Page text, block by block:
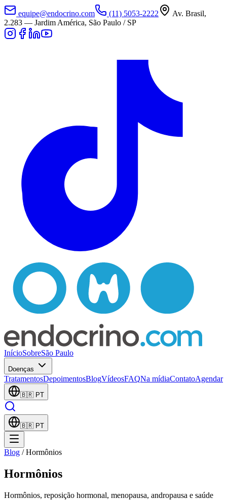
equipe@endocrino.com (11) 5053-2222
Av. Brasil,
2.283 — Jardim América, São Paulo / SP
InícioSobreSão Paulo
Doenças
TratamentosDepoimentosBlogVídeosFAQNa mídiaContatoAgendar
🇧🇷 PT
🇧🇷 PT
Blog /Hormônios
Hormônios
Hormônios, reposição hormonal, menopausa, andropausa e saúde